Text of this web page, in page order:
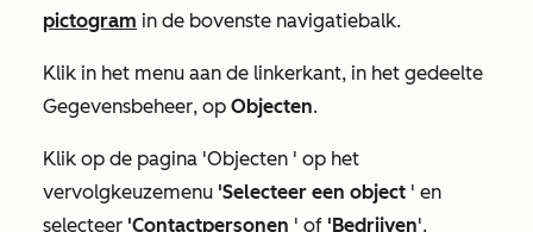
pictogram in de bovenste navigatiebalk.
Klik in het menu aan de linkerkant, in het gedeelte
Gegevensbeheer, op Objecten.
Klik op de pagina 'Objecten ' op het
vervolgkeuzemenu 'Selecteer een object ' en
selecteer 'Contactpersonen ' of 'Bedrijven'.